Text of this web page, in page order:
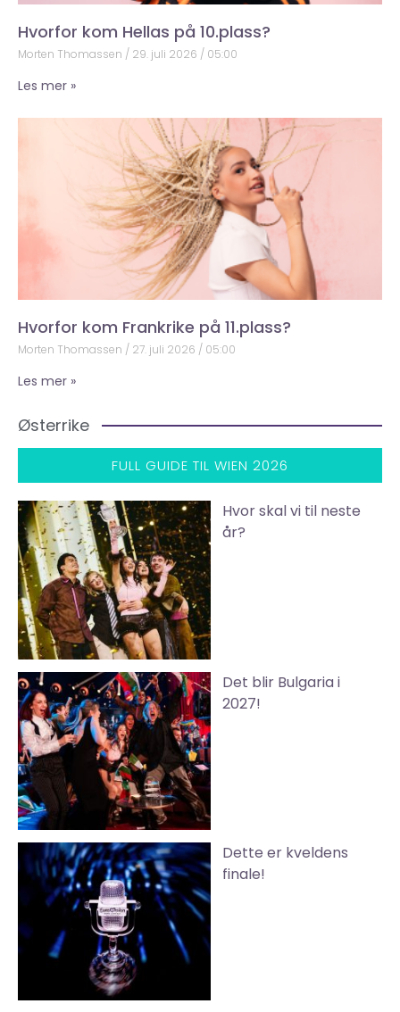
Hvorfor kom Hellas på 10.plass?
Morten Thomassen 29. juli 2026 05:00
Les mer »
Hvorfor kom Frankrike på 11.plass?
Morten Thomassen 27. juli 2026 05:00
Les mer »
Østerrike
FULL GUIDE TIL WIEN 2026
Hvor skal vi til neste
år?
Det blir Bulgaria i
2027!
Dette er kveldens
finale!